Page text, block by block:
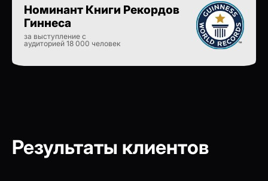
Номинант Книги Рекордов
Гиннеса
за выступление с
аудиторией 18 000 человек
Результаты клиентов